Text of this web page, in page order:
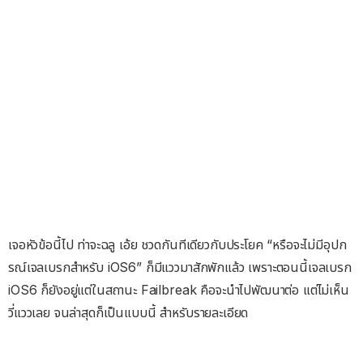
เจอหัวข้อนี้ไป ท่าจะฉลู เอ้ย ชวดกันทีเดียวกับประโยค “หรือจะไม่มีอุปก
รณ์เจลเบรกสำหรับ iOS6” ก็มีแววมาสักพักแล้ว เพราะตอนนี้เจลเบรก
iOS6 ก็ยังอยู่แต่ในสถานะ Failbreak คือจะนำไปพัฒนาต่อ แต่ไม่เห็น
วี่แววเลย จนล่าสุดก็เป็นแบบนี้ สำหรับรายละเอียด